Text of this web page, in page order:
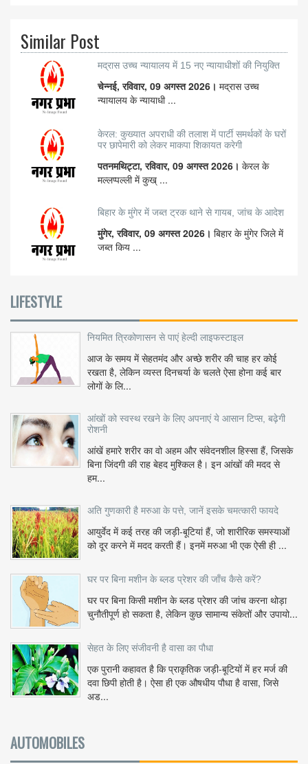
Similar Post
मद्रास उच्च न्यायालय में 15 नए न्यायाधीशों की नियुक्ति
चेन्नई, रविवार, 09 अगस्त 2026। मद्रास उच्च
न्यायालय के न्यायाधी ...
केरल: कुख्यात अपराधी की तलाश में पार्टी समर्थकों के घरों
पर छापेमारी को लेकर माकपा शिकायत करेगी
पतनमथिट्टा, रविवार, 09 अगस्त 2026। केरल के
मल्लप्पल्ली में कुख् ...
बिहार के मुंगेर में जब्त ट्रक थाने से गायब, जांच के आदेश
मुंगेर, रविवार, 09 अगस्त 2026। बिहार के मुंगेर जिले में
जब्त किय ...
LIFESTYLE
नियमित त्रिकोणासन से पाएं हेल्दी लाइफस्टाइल
आज के समय में सेहतमंद और अच्छे शरीर की चाह हर कोई
रखता है, लेकिन व्यस्त दिनचर्या के चलते ऐसा होना कई बार
लोगों के लि...
आंखों को स्वस्थ रखने के लिए अपनाएं ये आसान टिप्स, बढ़ेगी
रोशनी
आंखें हमारे शरीर का वो अहम और संवेदनशील हिस्सा हैं, जिसके
बिना जिंदगी की राह बेहद मुश्किल है। इन आंखों की मदद से
हम...
अति गुणकारी है मरुआ के पत्ते, जानें इसके चमत्कारी फायदे
आयुर्वेद में कई तरह की जड़ी-बूटियां हैं, जो शारीरिक समस्याओं
को दूर करने में मदद करती हैं। इनमें मरुआ भी एक ऐसी ही ...
घर पर बिना मशीन के ब्लड प्रेशर की जाँच कैसे करें?
घर पर बिना किसी मशीन के ब्लड प्रेशर की जांच करना थोड़ा
चुनौतीपूर्ण हो सकता है, लेकिन कुछ सामान्य संकेतों और उपायो...
सेहत के लिए संजीवनी है वासा का पौधा
एक पुरानी कहावत है कि प्राकृतिक जड़ी-बूटियों में हर मर्ज की
दवा छिपी होती है। ऐसा ही एक औषधीय पौधा है वासा, जिसे
अड...
AUTOMOBILES